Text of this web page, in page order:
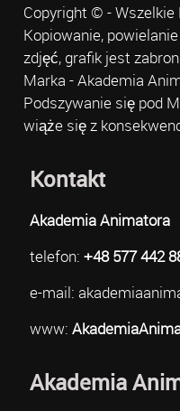
Copyright © -
Kopiowanie,
zdjęć, grafik jest
Marka - Akademia
Podszywanie się pod
wiąże się z
Kontakt
Akademia Animatora
telefon: +48 577 442
e-mail:
www:
Akademia